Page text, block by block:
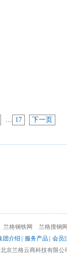
… 17 下一页